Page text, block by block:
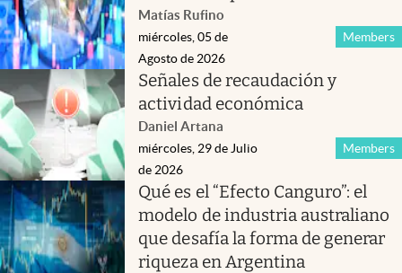
Matías Rufino
Members
miércoles, 05 de
Agosto de 2026
Señales de recaudación y
actividad económica
Daniel Artana
Members
miércoles, 29 de Julio
de 2026
Qué es el “Efecto Canguro”: el
modelo de industria australiano
que desafía la forma de generar
riqueza en Argentina